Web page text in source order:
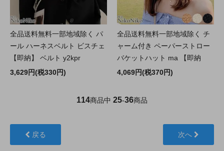
全品送料無料一部地域除く パ
ール ハーネスベルト ビスチェ
【即納】 ベルト y2kpr
3,629円(税330円)
全品送料無料一部地域除く チ
ャーム付き ペーパーストロー
バケットハット ma 【即納
4,069円(税370円)
114商品中 25-36商品
戻る 次へ